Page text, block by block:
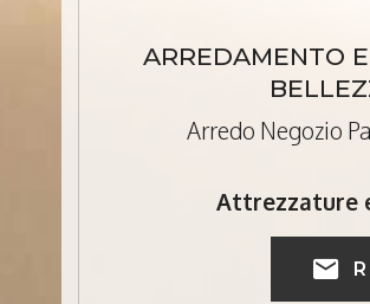
ARREDAMENTO
Arredo Negozio
Attrezzature